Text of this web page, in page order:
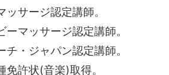
ッサージ認定講師。
ーマッサージ認定講師。
チ・ジャパン認定講師。
免許状(音楽)取得。